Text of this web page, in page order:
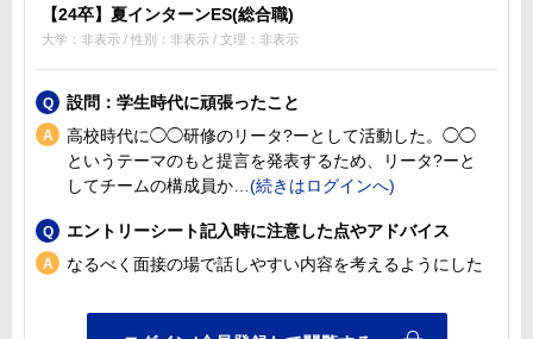
【24卒】夏インターンES(総合職)
大学：非表示 / 性別：非表示 / 文理：非表示
設問：学生時代に頑張ったこと
高校時代に◯◯研修のリータ?ーとして活動した。◯◯
というテーマのもと提言を発表するため、リータ?ーと
してチームの構成員か
エントリーシート記入時に注意した点やアドバイス
なるべく面接の場で話しやすい内容を考えるようにした